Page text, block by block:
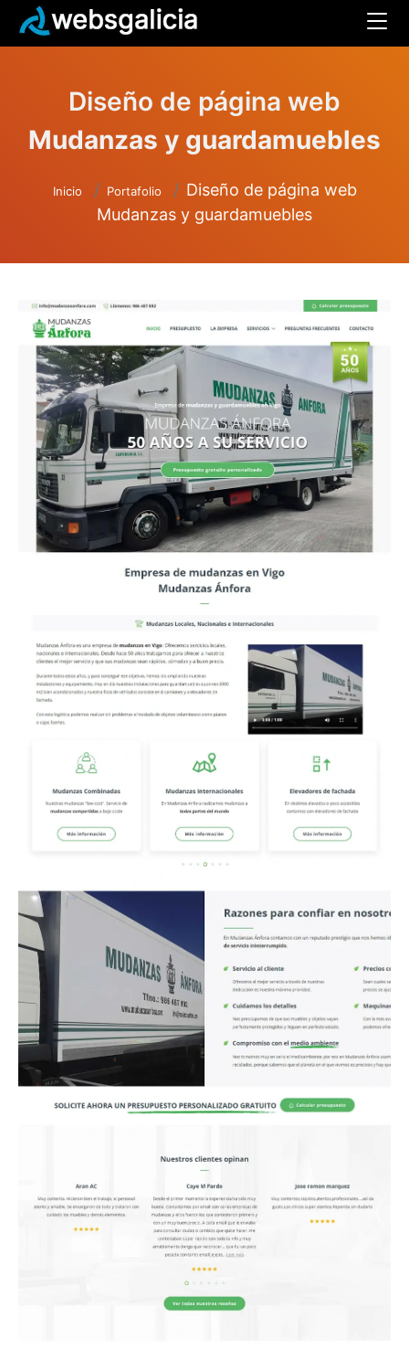
Diseño de página web
Mudanzas y guardamuebles
Inicio Portafolio
Diseño de página web
Mudanzas y guardamuebles